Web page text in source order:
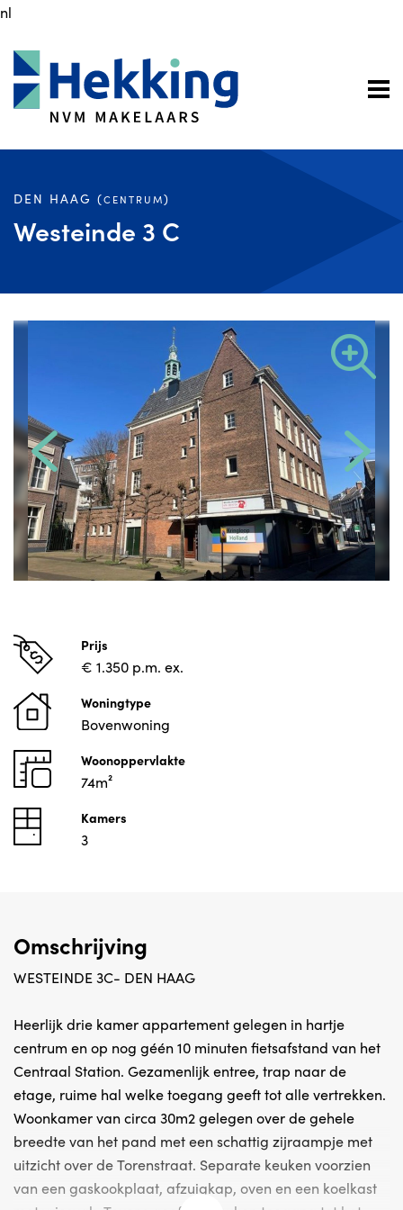
nl
DEN HAAG (CENTRUM)
Westeinde 3 C
Prijs
€ 1.350 p.m. ex.
Woningtype
Bovenwoning
Woonoppervlakte
74m²
Kamers
3
Omschrijving
WESTEINDE 3C- DEN HAAG
Heerlijk drie kamer appartement gelegen in hartje
centrum en op nog géén 10 minuten fietsafstand van het
Centraal Station. Gezamenlijk entree, trap naar de
etage, ruime hal welke toegang geeft tot alle vertrekken.
Woonkamer van circa 30m2 gelegen over de gehele
breedte van het pand met een schattig zijraampje met
uitzicht over de Torenstraat. Separate keuken voorzien
van een gaskookplaat, afzuigkap, oven en een koelkast